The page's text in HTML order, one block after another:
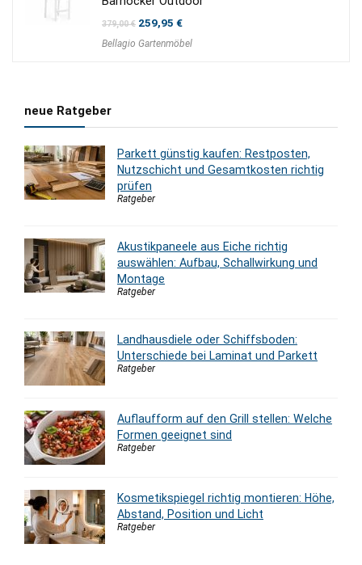
379,00€ Ursprünglicher
war:
259,95 €Aktueller
ist:
Bellagio Gartenmöbel
neue Ratgeber
Parkett günstig kaufen: Restposten,
Nutzschicht und Gesamtkosten richtig
prüfen
Ratgeber
Akustikpaneele aus Eiche richtig
auswählen: Aufbau, Schallwirkung und
Montage
Ratgeber
Landhausdiele oder Schiffsboden:
Unterschiede bei Laminat und Parkett
Ratgeber
Auflaufform auf den Grill stellen: Welche
Formen geeignet sind
Ratgeber
Kosmetikspiegel richtig montieren: Höhe,
Abstand, Position und Licht
Ratgeber